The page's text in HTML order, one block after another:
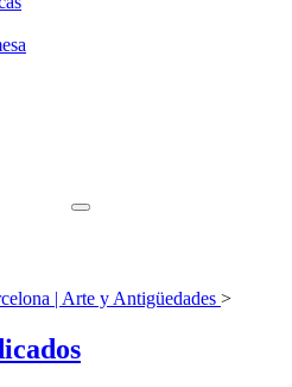
| Arte y Antigüedades >